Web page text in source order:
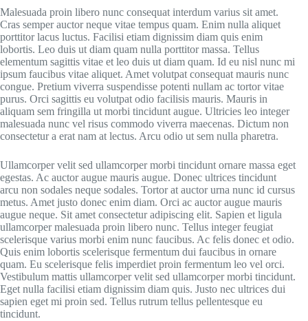
Malesuada proin libero nunc consequat interdum varius sit amet.
Cras semper auctor neque vitae tempus quam. Enim nulla aliquet
porttitor lacus luctus. Facilisi etiam dignissim diam quis enim
lobortis. Leo duis ut diam quam nulla porttitor massa. Tellus
elementum sagittis vitae et leo duis ut diam quam. Id eu nisl nunc mi
ipsum faucibus vitae aliquet. Amet volutpat consequat mauris nunc
congue. Pretium viverra suspendisse potenti nullam ac tortor vitae
purus. Orci sagittis eu volutpat odio facilisis mauris. Mauris in
aliquam sem fringilla ut morbi tincidunt augue. Ultricies leo integer
malesuada nunc vel risus commodo viverra maecenas. Dictum non
consectetur a erat nam at lectus. Arcu odio ut sem nulla pharetra.
Ullamcorper velit sed ullamcorper morbi tincidunt ornare massa eget
egestas. Ac auctor augue mauris augue. Donec ultrices tincidunt
arcu non sodales neque sodales. Tortor at auctor urna nunc id cursus
metus. Amet justo donec enim diam. Orci ac auctor augue mauris
augue neque. Sit amet consectetur adipiscing elit. Sapien et ligula
ullamcorper malesuada proin libero nunc. Tellus integer feugiat
scelerisque varius morbi enim nunc faucibus. Ac felis donec et odio.
Quis enim lobortis scelerisque fermentum dui faucibus in ornare
quam. Eu scelerisque felis imperdiet proin fermentum leo vel orci.
Vestibulum mattis ullamcorper velit sed ullamcorper morbi tincidunt.
Eget nulla facilisi etiam dignissim diam quis. Justo nec ultrices dui
sapien eget mi proin sed. Tellus rutrum tellus pellentesque eu
tincidunt.